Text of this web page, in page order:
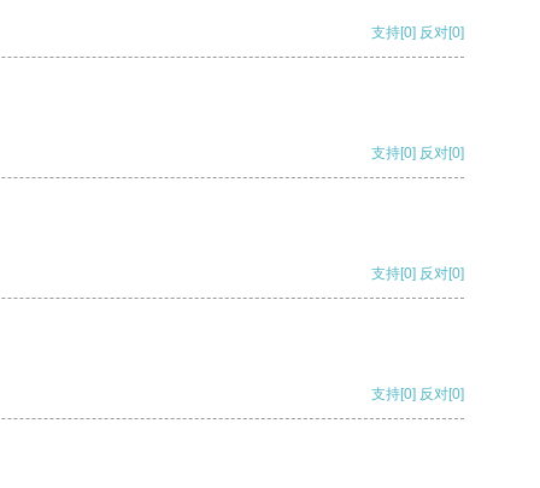
支持[0] 反对[0]
支持[0] 反对[0]
支持[0] 反对[0]
支持[0] 反对[0]